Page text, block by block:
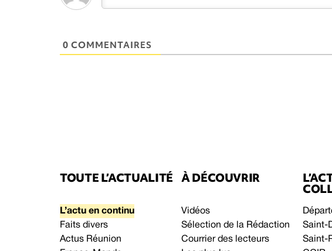
0 COMMENTAIRES
TOUTE L’ACTUALITÉ
L’actu en continu
Faits divers
Actus Réunion
À DÉCOUVRIR
Vidéos
Sélection de la Rédaction
Courrier des lecteurs
Saint-
Saint-